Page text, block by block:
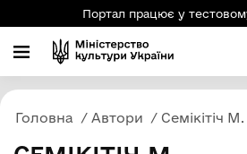
Портал працює у
Головна Автори Семікітіч М.